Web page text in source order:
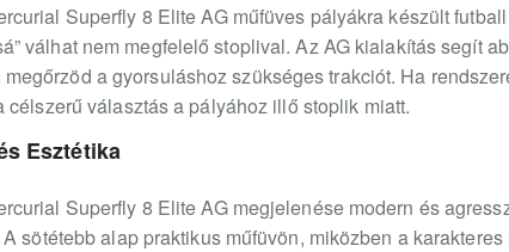
Superfly 8 Elite AG műfüves pályákra készült
válhat nem megfelelő stoplival. Az AG kialakítás segít
megőrzöd a gyorsuláshoz szükséges trakciót. Ha
célszerű választás a pályához illő stoplik miatt.
Esztétika
Superfly 8 Elite AG megjelenése modern és
sötétebb alap praktikus műfüvön, miközben a